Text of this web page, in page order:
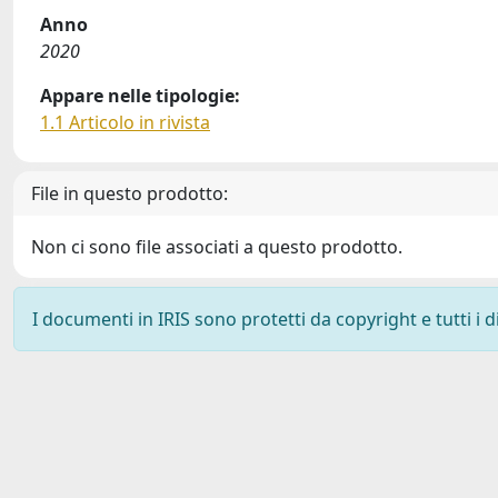
Anno
2020
Appare nelle tipologie:
1.1 Articolo in rivista
File in questo prodotto:
Non ci sono file associati a questo prodotto.
I documenti in IRIS sono protetti da copyright e tutti i